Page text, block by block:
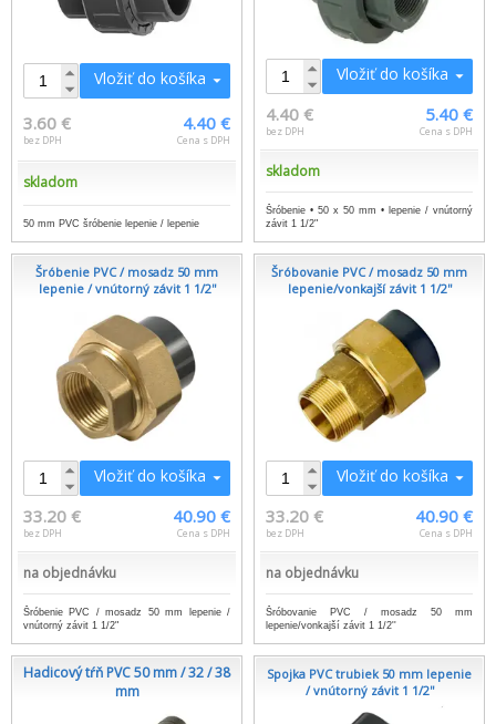
Vložiť do košíka
3.60 €
bez DPH
4.40 €
Cena s DPH
skladom
50 mm PVC šróbenie lepenie / lepenie
Vložiť do košíka
4.40 €
bez DPH
5.40 €
Cena s DPH
skladom
Šróbenie • 50 x 50 mm • lepenie / vnútorný
závit 1 1/2"
Šróbenie PVC / mosadz 50 mm
lepenie / vnútorný závit 1 1/2''
Vložiť do košíka
33.20 €
bez DPH
40.90 €
Cena s DPH
na objednávku
Šróbenie PVC / mosadz 50 mm lepenie /
vnútorný závit 1 1/2"
Šróbovanie PVC / mosadz 50 mm
lepenie/vonkajší závit 1 1/2''
Vložiť do košíka
33.20 €
bez DPH
40.90 €
Cena s DPH
na objednávku
Šróbovanie PVC / mosadz 50 mm
lepenie/vonkajší závit 1 1/2''
Hadicový tŕň PVC 50 mm / 32 / 38
mm
Spojka PVC trubiek 50 mm lepenie
/ vnútorný závit 1 1/2''